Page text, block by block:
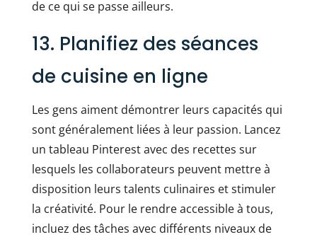
de ce qui se passe ailleurs.
13. Planifiez des séances
de cuisine en ligne
Les gens aiment démontrer leurs capacités qui
sont généralement liées à leur passion. Lancez
un tableau Pinterest avec des recettes sur
lesquels les collaborateurs peuvent mettre à
disposition leurs talents culinaires et stimuler
la créativité. Pour le rendre accessible à tous,
incluez des tâches avec différents niveaux de